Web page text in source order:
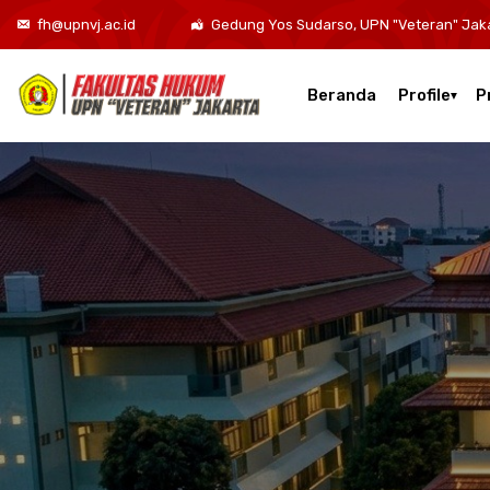
fh@upnvj.ac.id Gedung Yos Sudarso, UPN "Veteran"
Beranda Profile